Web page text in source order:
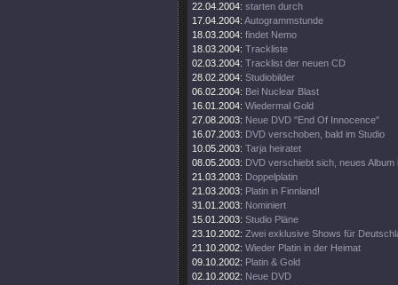
22.04.2004: starten durch
17.04.2004: Autogrammstunde
18.03.2004: findet Nemo
18.03.2004: Trackliste
02.03.2004: Tracklist der neuen CD
28.02.2004: Studiobilder
06.02.2004: Bei Nuclear Blast
16.01.2004: Wiedermal Gold
27.08.2003: Neue DVD "End Of Innocence"
16.07.2003: DVD verschoben, bald im Studio
10.05.2003: Tarja heiratet
08.05.2003: DVD verschiebt sich, neues Album
21.03.2003: Doppelplatin
21.03.2003: Platin in Finnland!
31.01.2003: Nominiert
15.01.2003: Studio Pläne
23.10.2002: Zwei exklusive Shows für
21.10.2002: Wieder Platin in der Heimat
09.10.2002: Platin & Gold
02.10.2002: Neue DVD